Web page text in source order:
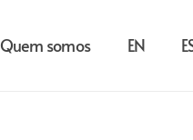
Quem somos EN